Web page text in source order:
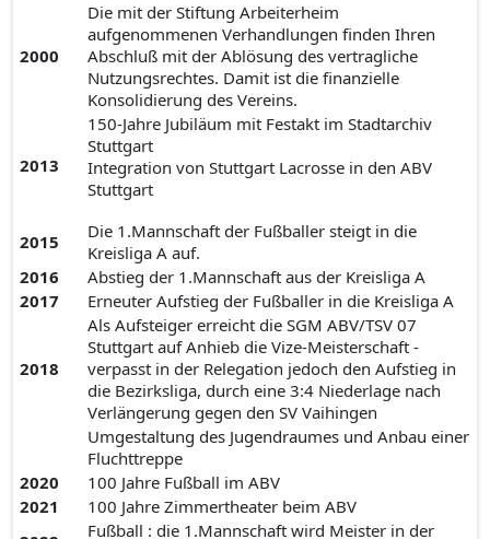
2000
Die mit der Stiftung Arbeiterheim
aufgenommenen Verhandlungen finden Ihren
Abschluß mit der Ablösung des vertragliche
Nutzungsrechtes. Damit ist die finanzielle
Konsolidierung des Vereins.
2013
150-Jahre Jubiläum mit Festakt im Stadtarchiv
Stuttgart
Integration von Stuttgart Lacrosse in den ABV
Stuttgart
2015
Die 1.Mannschaft der Fußballer steigt in die
Kreisliga A auf.
2016
Abstieg der 1.Mannschaft aus der Kreisliga A
2017
Erneuter Aufstieg der Fußballer in die Kreisliga A
2018
Als Aufsteiger erreicht die SGM ABV/TSV 07
Stuttgart auf Anhieb die Vize-Meisterschaft -
verpasst in der Relegation jedoch den Aufstieg in
die Bezirksliga, durch eine 3:4 Niederlage nach
Verlängerung gegen den SV Vaihingen
Umgestaltung des Jugendraumes und Anbau einer
Fluchttreppe
2020
100 Jahre Fußball im ABV
2021
100 Jahre Zimmertheater beim ABV
Fußball : die 1.Mannschaft wird Meister in der